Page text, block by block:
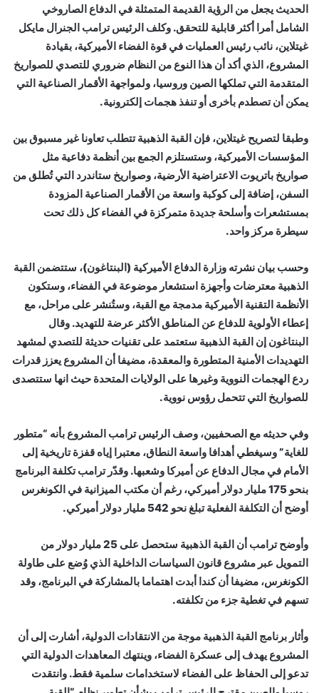
الحديث يجعل من الرؤية القديمة المتمثلة في الدفاع الصاروخي
الشامل أمرا أكثر قابلية للتحقق. وكلف الرئيس ترامب الجنرال مايكل
غيتلاين، نائب رئيس العمليات في قوة الفضاء الأميركية، بقيادة
المشروع، الذي أكد أن هذا النوع من النظام ضروري للتصدي للصواريخ
المتقدمة التي تملكها الصين وروسيا، ولمواجهة الأقمار الصناعية التي
يمكن أن تصطدم بأخرى أو تنفذ هجمات إلكترونية.
وطبقا لتصريح غيتلاين، فإن القبة الذهبية تتطلب تعاونا غير مسبوق بين
المؤسسات الأميركية، وستستلزم الجمع بين أنظمة دفاعية مثل
صواريخ باتريوت الاعتراضية الأرضية، وصواريخ ستاندرد التي تُطلق من
السفن، إضافة إلى كوكبة واسعة من الأقمار الصناعية المزودة
بمستشعرات وأسلحة جديدة متمركزة في الفضاء كل ذلك تحت
سيطرة مركز واحد.
وحسب بيان نشرته وزارة الدفاع الأميركية (البنتاغون)، ستتضمن القبة
الذهبية معترضات وأجهزة استشعار موضوعة في الفضاء، وستكون
الأنظمة التقنية الأميركية مدمجة مع القبة، وستُنشر على مراحل، مع
إعطاء الأولوية للدفاع عن المناطق الأكثر عرضة للتهديد. وقال
البنتاغون إن القبة الذهبية ستعتمد على تقنيات حديثة للتصدي لمشهد
التهديدات الأمنية المتطورة والمعقدة، مضيفا أن المشروع يعزز قدرات
ردع الهجمات النووية وغيرها على الولايات المتحدة حيث انها ستتصدى
للصواريخ التي تتحمل رؤوس نووية.
وفي حديثه مع الصحفيين، وصف الرئيس ترامب المشروع بأنه “متطور
للغاية” وسيغطي أهدافا واسعة النطاق، معتبرا إياه قفزة تاريخية إلى
الأمام في مجال الدفاع عن أميركا وشعبها. وقدّر ترامب تكلفة البرنامج
بنحو 175 مليار دولار أميركي، رغم أن مكتب الميزانية في الكونغرس
أوضح أن التكلفة الفعلية تبلغ نحو 542 مليار دولار أميركي.
وأوضح ترامب أن القبة الذهبية ستحصل على 25 مليار دولار من
التمويل عبر مشروع قانون السياسات الداخلية الذي وُضع على طاولة
الكونغرس، مضيفا أن كندا أبدت اهتماما بالمشاركة في البرنامج، وقد
تسهم في تغطية جزء من تكلفته.
وأثار برنامج القبة الذهبية موجة من الانتقادات الدولية، أشارت إلى أن
المشروع يهدف إلى عسكرة الفضاء، وينتهك المعاهدات الدولية التي
تدعو إلى الحفاظ على الفضاء لاستخدامات سلمية فقط. وانتقدت